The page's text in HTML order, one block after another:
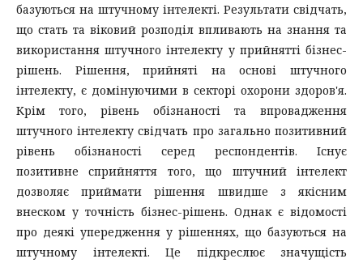
базуються на штучному інтелекті. Результати свідчать,
що стать та віковий розподіл впливають на знання та
використання штучного інтелекту у прийнятті бізнес-
рішень. Рішення, прийняті на основі штучного
інтелекту, є домінуючими в секторі охорони здоров'я.
Крім того, рівень обізнаності та впровадження
штучного інтелекту свідчать про загально позитивний
рівень обізнаності серед респондентів. Існує
позитивне сприйняття того, що штучний інтелект
дозволяє приймати рішення швидше з якісним
внеском у точність бізнес-рішень. Однак є відомості
про деякі упередження у рішеннях, що базуються на
штучному інтелекті. Це підкреслює значущість